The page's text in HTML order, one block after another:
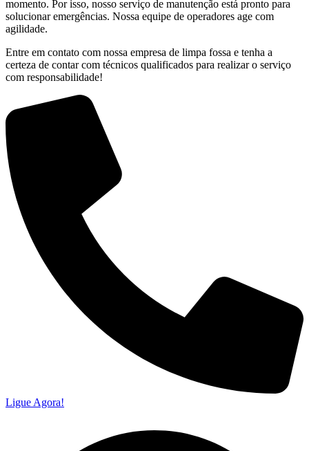
momento. Por isso, nosso serviço de manutenção está pronto para
solucionar emergências. Nossa equipe de operadores age com
agilidade.
Entre em contato com nossa empresa de limpa fossa e tenha a
certeza de contar com técnicos qualificados para realizar o serviço
com responsabilidade!
Ligue Agora!